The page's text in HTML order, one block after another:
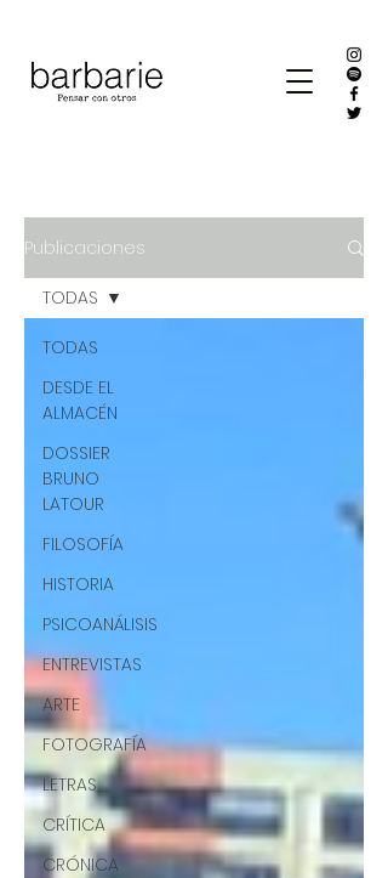
Publicaciones
TODAS
DESDE EL
ALMACÉN
DOSSIER
BRUNO
LATOUR
FILOSOFÍA
HISTORIA
PSICOANÁLISIS
ENTREVISTAS
ARTE
FOTOGRAFÍA
LETRAS
CRÍTICA
CRÓNICA
TODAS